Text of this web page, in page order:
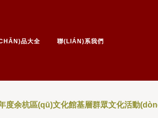
媒-黄色吃瓜网-
品大全 聯(LIÁN)系我們
度余杭區(qū)文化館基層群眾文化活動